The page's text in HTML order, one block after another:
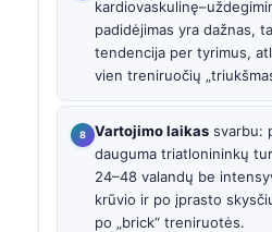
padidėjimas yra dažnas,
tendencija per tyrimus,
vien treniruočių
Vartojimo laikas svarbu:
dauguma triatlonininkų
24–48 valandų be
krūvio ir po įprasto
po „brick“ treniruotės.